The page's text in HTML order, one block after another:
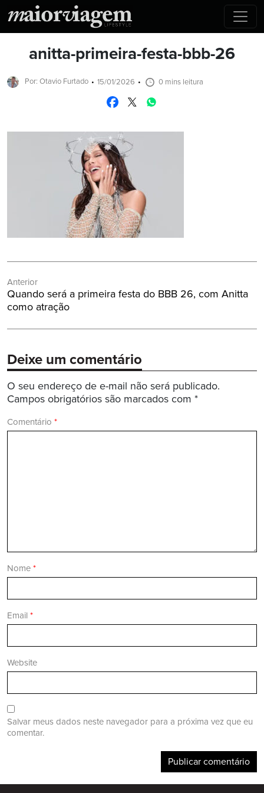
anitta-primeira-festa-bbb-26
Por: Otavio Furtado 15/01/2026 0 mins leitura
de
Post
Anterior
Post
Anterior:
Quando será a primeira festa do BBB 26, com Anitta
como atração
Deixe um comentário
O seu endereço de e-mail não será publicado.
Campos obrigatórios são marcados com *
Comentário *
Nome *
Email *
Website
Salvar meus dados neste navegador para a próxima vez que eu
comentar.